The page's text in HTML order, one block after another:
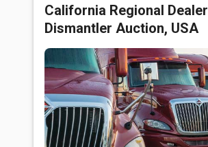
California Regional Dealer
Dismantler Auction, USA